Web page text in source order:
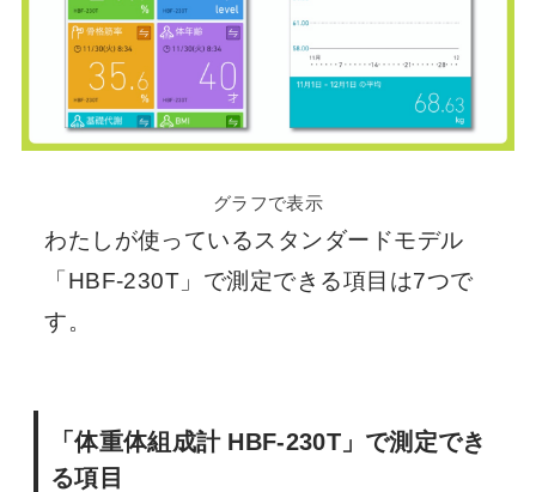
グラフで表示
わたしが使っているスタンダードモデル
「HBF-230T」で測定できる項目は7つで
す。
「体重体組成計 HBF-230T」で測定でき
る項目